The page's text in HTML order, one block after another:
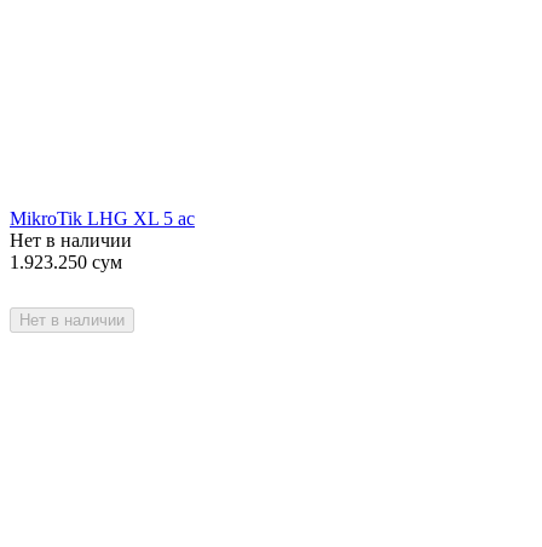
MikroTik LHG XL 5 ac
Нет в наличии
1.923.250 сум
Нет в наличии